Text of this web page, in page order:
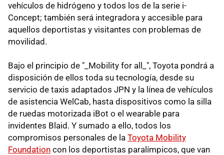
vehículos de hidrógeno y todos los de la serie i-
Concept; también será integradora y accesible para
aquellos deportistas y visitantes con problemas de
movilidad.
Bajo el principio de "_Mobility for all_", Toyota pondrá a
disposición de ellos toda su tecnología, desde su
servicio de taxis adaptados JPN y la línea de vehículos
de asistencia WelCab, hasta dispositivos como la silla
de ruedas motorizada iBot o el wearable para
invidentes Blaid. Y sumado a ello, todos los
compromisos personales de la Toyota Mobility
Foundation con los deportistas paralímpicos, que van